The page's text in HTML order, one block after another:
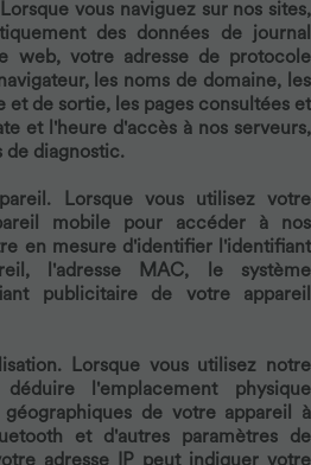
Lorsque vous naviguez sur nos sites,
des données de journal
web, votre adresse de protocole
les noms de domaine, les
et de sortie, les pages consultées et
et l'heure d'accès à nos serveurs,
de diagnostic.
Lorsque vous utilisez votre
mobile pour accéder à nos
en mesure d'identifier l'identifiant
l'adresse MAC, le système
publicitaire de votre appareil
Lorsque vous utilisez notre
l'emplacement physique
de votre appareil à
et d'autres paramètres de
adresse IP peut indiquer votre